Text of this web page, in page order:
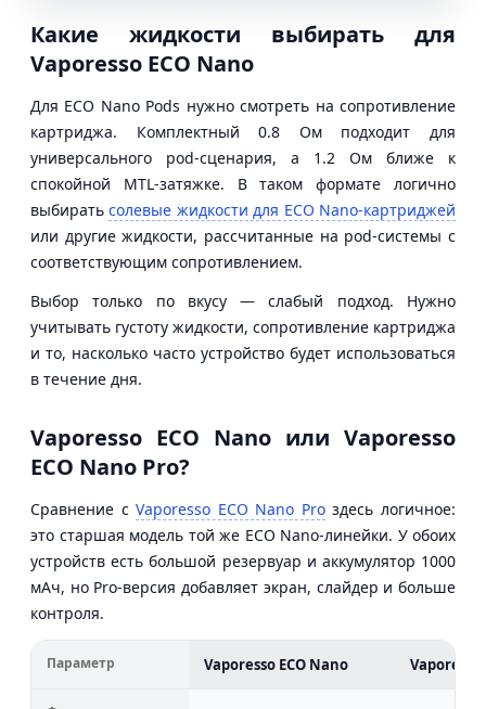
Какие жидкости выбирать для
Vaporesso ECO Nano
Для ECO Nano Pods нужно смотреть на сопротивление
картриджа. Комплектный 0.8 Ом подходит для
универсального pod-сценария, а 1.2 Ом ближе к
спокойной MTL-затяжке. В таком формате логично
выбиратьсолевые жидкости для ECO Nano-картриджей
или другие жидкости, рассчитанные на pod-системы с
соответствующим сопротивлением.
Выбор только по вкусу — слабый подход. Нужно
учитывать густоту жидкости, сопротивление картриджа
и то, насколько часто устройство будет использоваться
в течение дня.
Vaporesso ECO Nano или Vaporesso
ECO Nano Pro?
Сравнение сVaporesso ECO Nano Proздесь логичное:
это старшая модель той же ECO Nano-линейки. У обоих
устройств есть большой резервуар и аккумулятор 1000
мАч, но Pro-версия добавляет экран, слайдер и больше
контроля.
Параметр Vaporesso ECO Nano Vaporesso